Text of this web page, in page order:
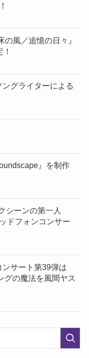
風／追憶の日々』
ングライターによる
』を制作
シーンの第一人
ドフォンコンサー
ンサート第39弾は
グの魔法を風間ヤス